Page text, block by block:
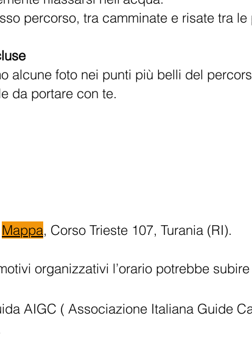
percorso, tra camminate e risate tra le
alcune foto nei punti più belli del
da portare con te.
Mappa, Corso Trieste 107, Turania (RI).
organizzativi l’orario potrebbe
AIGC ( Associazione Italiana Guide